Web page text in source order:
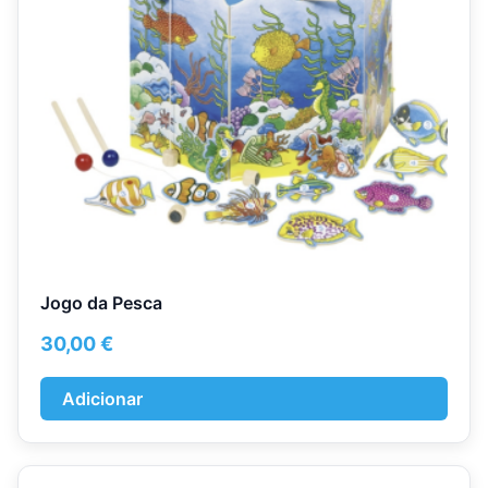
Jogo da Pesca
30,00€
Adicionar